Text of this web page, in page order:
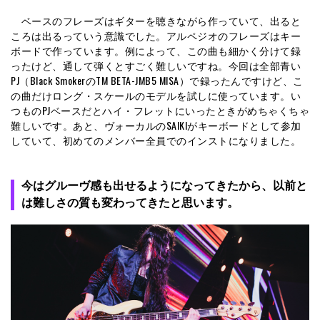
ベースのフレーズはギターを聴きながら作っていて、出ると
ころは出るっていう意識でした。アルペジオのフレーズはキー
ボードで作っています。例によって、この曲も細かく分けて録
ったけど、通して弾くとすごく難しいですね。今回は全部青い
PJ（Black SmokerのTM BETA-JMB5 MISA）で録ったんですけど、こ
の曲だけロング・スケールのモデルを試しに使っています。い
つものPJベースだとハイ・フレットにいったときがめちゃくちゃ
難しいです。あと、ヴォーカルのSAIKIがキーボードとして参加
していて、初めてのメンバー全員でのインストになりました。
今はグルーヴ感も出せるようになってきたから、以前と
は難しさの質も変わってきたと思います。